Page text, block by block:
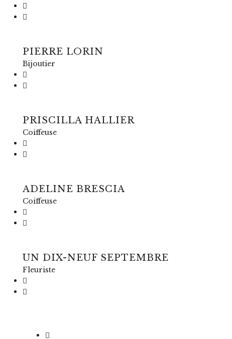
PIERRE LORIN
Bijoutier
PRISCILLA HALLIER
Coiffeuse
ADELINE BRESCIA
Coiffeuse
UN DIX-NEUF SEPTEMBRE
Fleuriste